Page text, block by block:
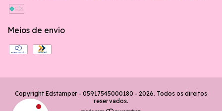
Meios de envio
Copyright Edstamper - 05917545000180 - 2026. Todos os direitos
reservados.